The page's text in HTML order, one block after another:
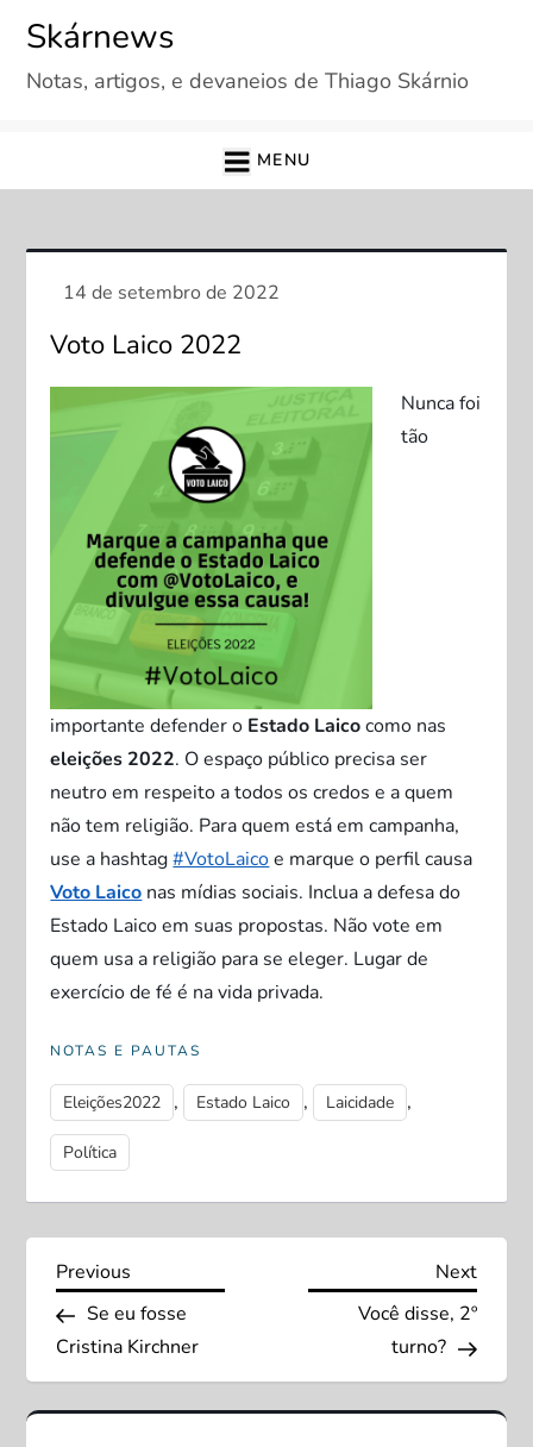
content
Skárnews
Notas, artigos, e devaneios de Thiago Skárnio
MENU
Voto Laico 2022
Nunca foi
tão
importante defender o Estado Laicocomo nas
eleições 2022. O espaço público precisa ser
neutro em respeito a todos os credos e a quem
não tem religião. Para quem está em campanha,
use a hashtag#VotoLaicoe marque o perfil causa
Voto Laico nas mídias sociais. Inclua a defesa do
Estado Laico em suas propostas. Não vote em
quem usa a religião para se eleger. Lugar de
exercício de fé é na vida privada.
NOTAS E PAUTAS
Eleições2022 , Estado Laico , Laicidade ,
Política
N
a
v
Previous
Post
Previous
Se eu fosse
Cristina Kirchner
Next
Post
Next
Você disse, 2º
turno?